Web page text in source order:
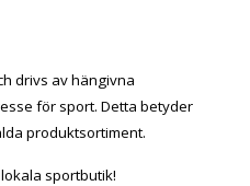
drivs av hängivna
för sport. Detta betyder
produktsortiment.
sportbutik!